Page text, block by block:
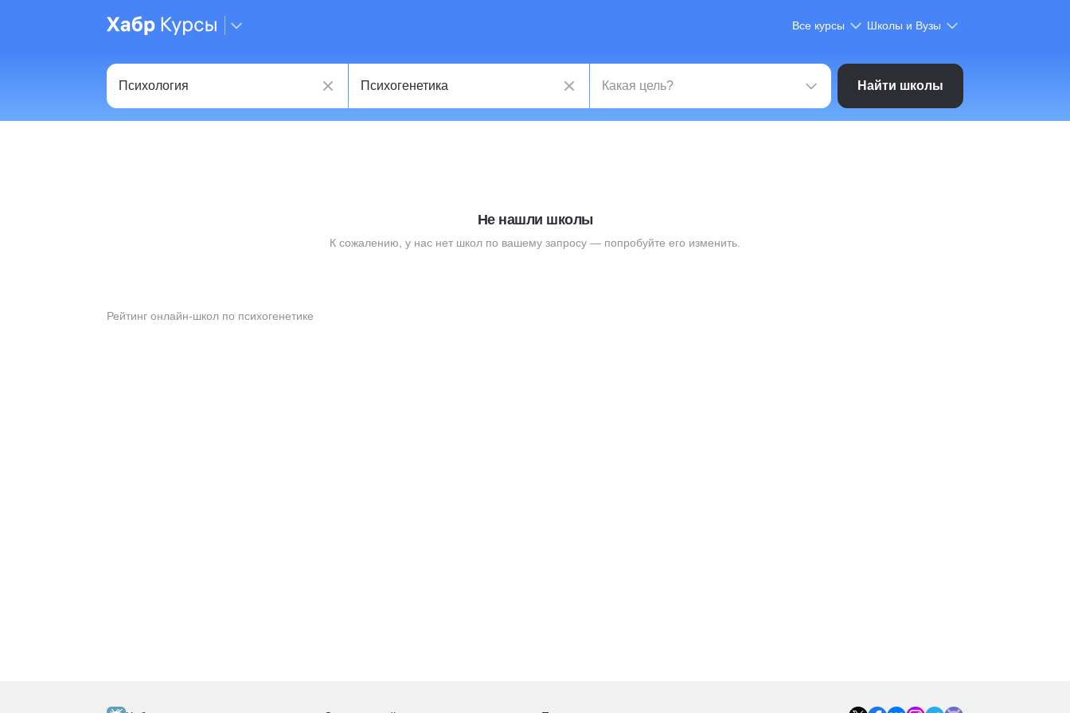
Все курсы Школы и Вузы
Найти школы
Рейтинг онлайн-школ по психогенетике
Не нашли школы
К сожалению, у нас нет школ по вашему запросу — попробуйте его изменить.